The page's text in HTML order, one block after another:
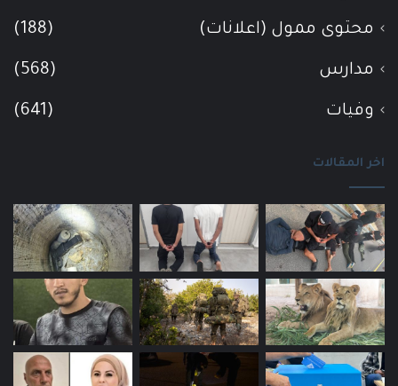
محتوى ممول (اعلانات) (188)
مدارس (568)
وفيات (641)
اخر المقالات